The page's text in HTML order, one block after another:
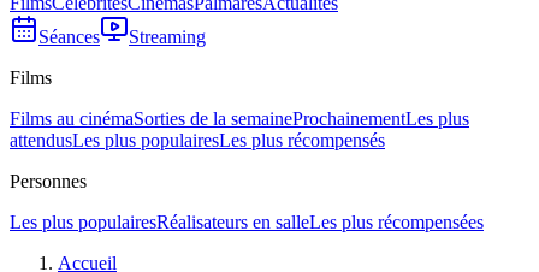
Séances
Streaming
Films
Films au cinémaSorties de la semaineProchainementLes plus
attendusLes plus populairesLes plus récompensés
Personnes
Les plus populairesRéalisateurs en salleLes plus récompensées
Accueil